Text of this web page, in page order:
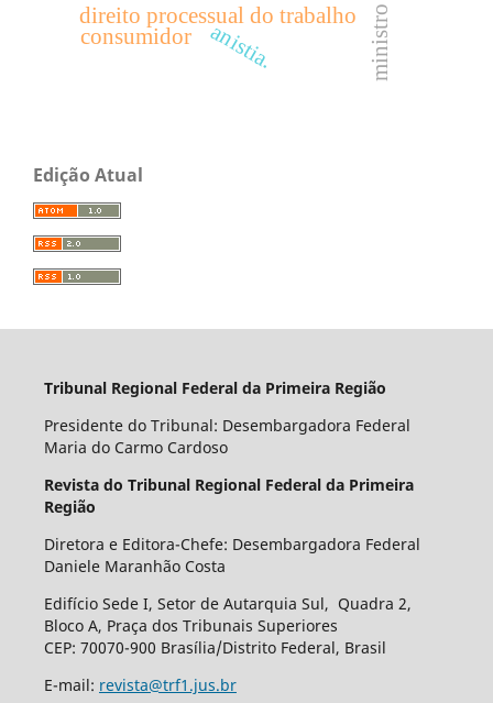
direito processual do trabalho ministro
anistia.
consumidor
Edição Atual
Tribunal Regional Federal da Primeira Região
Presidente do Tribunal: Desembargadora Federal
Maria do Carmo Cardoso
Revista do Tribunal Regional Federal da Primeira
Região
Diretora e Editora-Chefe: Desembargadora Federal
Daniele Maranhão Costa
Edifício Sede I, Setor de Autarquia Sul, Quadra 2,
Bloco A, Praça dos Tribunais Superiores
CEP: 70070-900 Brasília/Distrito Federal, Brasil
E-mail: revista@trf1.jus.br